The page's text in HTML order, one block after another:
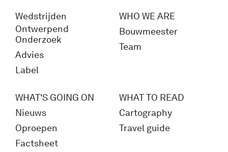
Wedstrijden
Ontwerpend
Onderzoek
Advies
Label
WHO WE ARE
Bouwmeester
Team
WHAT'S GOING ON
Nieuws
Oproepen
Factsheet
WHAT TO READ
Cartography
Travel guide